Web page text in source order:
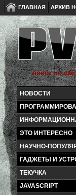
ГЛАВНАЯ АРХИВ
НОВОСТИ
ЭТО ИНТЕРЕСНО
НАУЧНО-
ГАДЖЕТЫ И
ТЕКУЧКА
JAVASCRIPT